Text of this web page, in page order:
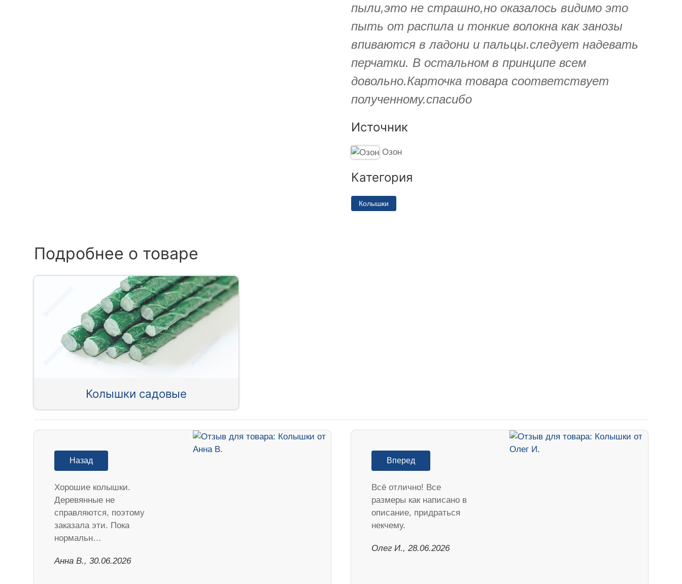
пыли,это не страшно,но оказалось видимо это
пыть от распила и тонкие волокна как занозы
впиваются в ладони и пальцы.следует надевать
перчатки. В остальном в принципе всем
довольно.Карточка товара соответствует
полученному.спасибо
Источник
Озон
Категория
Колышки
Подробнее о товаре
Колышки садовые
Назад
Хорошие колышки.
Деревянные не
справляются, поэтому
заказала эти. Пока
нормальн…
Анна В., 30.06.2026
Вперед
Всё отлично! Все
размеры как написано в
описание, придраться
некчему.
Олег И., 28.06.2026